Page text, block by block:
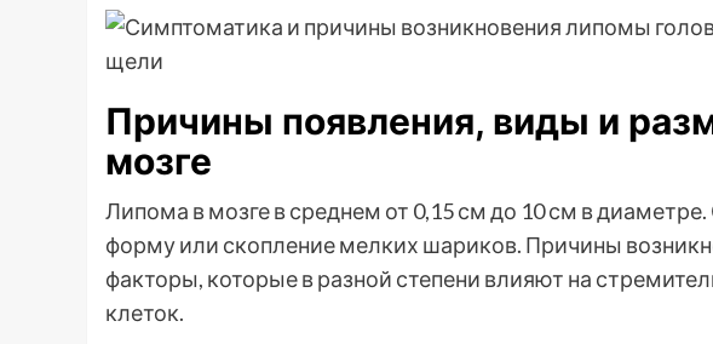
Причины появления, виды и
мозге
Липома в мозге в среднем от 0,15 см до 10 см в
форму или скопление мелких шариков. Причины
факторы, которые в разной степени влияют на
клеток.